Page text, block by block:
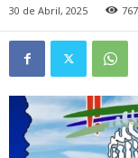
30 de Abril, 2025 767